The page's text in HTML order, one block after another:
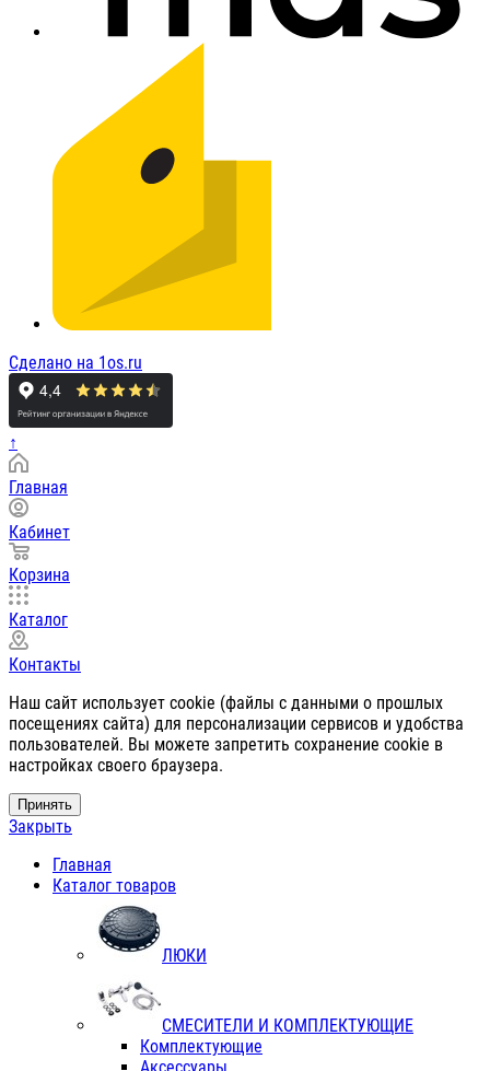
Сделано на 1os.ru
↑
Главная
Кабинет
Корзина
Каталог
Контакты
Наш сайт использует cookie (файлы с данными о прошлых
посещениях сайта) для персонализации сервисов и удобства
пользователей. Вы можете запретить сохранение cookie в
настройках своего браузера.
Принять
Закрыть
Главная
Каталог товаров
ЛЮКИ
СМЕСИТЕЛИ И КОМПЛЕКТУЮЩИЕ
Комплектующие